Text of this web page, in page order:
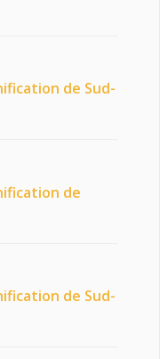
de Sud-
de
de Sud-